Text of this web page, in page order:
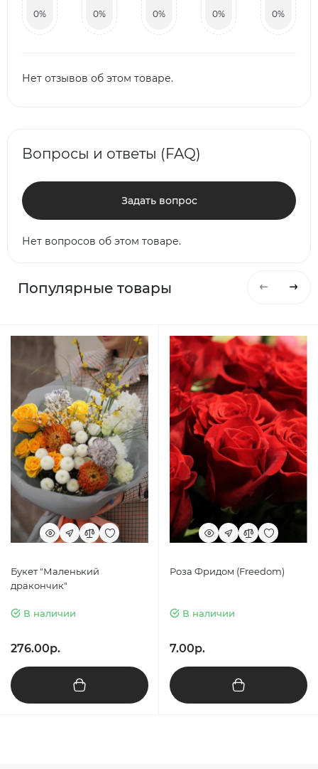
0% 0% 0% 0% 0%
Нет отзывов об этом товаре.
Вопросы и ответы (FAQ)
Задать вопрос
Нет вопросов об этом товаре.
Популярные товары
Букет "Маленький
дракончик"
В наличии
276.00р.
Роза Фридом (Freedom)
В наличии
7.00р.